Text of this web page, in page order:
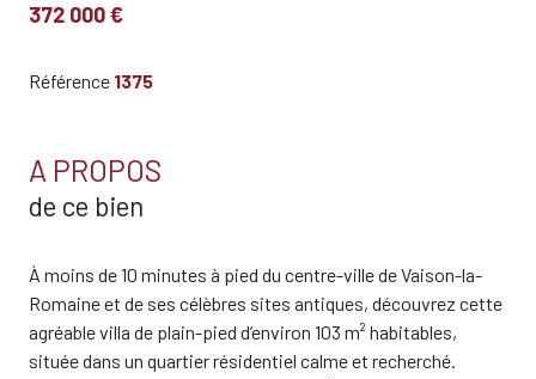
372 000 €
Référence 1375
A PROPOS
de ce bien
À moins de 10 minutes à pied du centre-ville de Vaison-la-
Romaine et de ses célèbres sites antiques, découvrez cette
agréable villa de plain-pied d’environ 103 m² habitables,
située dans un quartier résidentiel calme et recherché.